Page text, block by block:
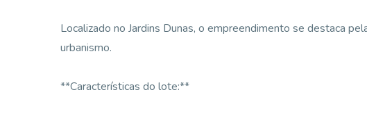
Localizado no Jardins Dunas, o empreendimento se destaca
urbanismo.
**Características do lote:**